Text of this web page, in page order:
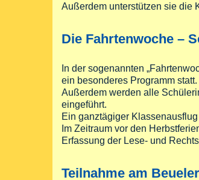
Außerdem unterstützen sie die
Die Fahrtenwoche –
In der sogenannten
ein besonderes Programm
Außerdem werden alle
eingeführt.
Ein ganztägiger Klassenausflug
Im Zeitraum vor den
Erfassung der Lese- und
Teilnahme am